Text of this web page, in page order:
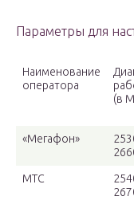
Параметры для
Наименование
оператора
(в
«Мегафон»
МТС